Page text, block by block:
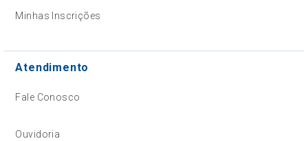
Minhas Inscrições
Atendimento
Fale Conosco
Ouvidoria